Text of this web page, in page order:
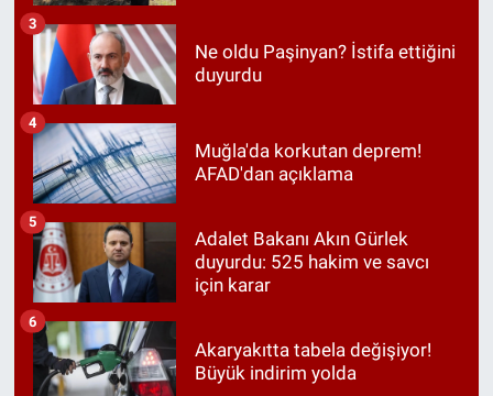
Ne oldu Paşinyan? İstifa ettiğini
duyurdu
3
Muğla'da korkutan deprem!
AFAD'dan açıklama
4
Adalet Bakanı Akın Gürlek
duyurdu: 525 hakim ve savcı
için karar
5
Akaryakıtta tabela değişiyor!
Büyük indirim yolda
6